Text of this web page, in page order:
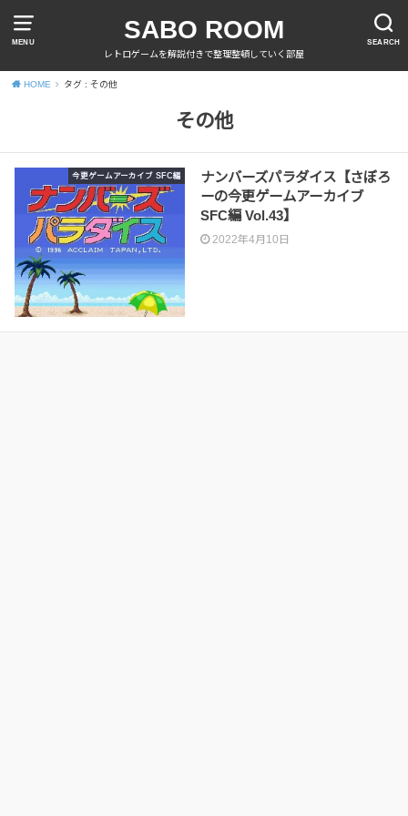
MENU SEARCH
SABO ROOM
レトロゲームを解説付きで整理整頓していく部屋
HOME タグ : その他
その他
今更ゲームアーカイブ SFC編
ナンバーズパラダイス【さぼろ
ーの今更ゲームアーカイブ
SFC編 Vol.43】
2022年4月10日